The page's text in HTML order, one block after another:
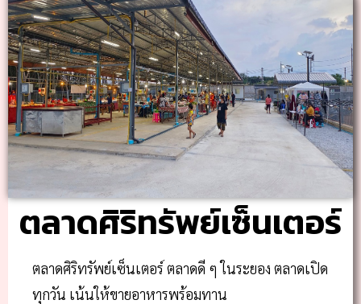
ตลาดศิริทรัพย์เซ็นเตอร์
ตลาดศิริทรัพย์เซ็นเตอร์ ตลาดดี ๆ ในระยอง ตลาดเปิด
ทุกวัน เน้นให้ขายอาหารพร้อมทาน